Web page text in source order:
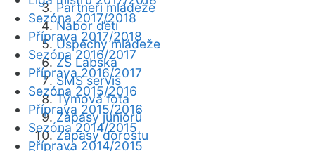
Partneři mládeže
Nábor dětí
Úspěchy mládeže
ZŠ Labská
SMS servis
Týmová fota
Zápasy juniorů
Zápasy dorostu
Sezóna 2017/2018
Příprava 2017/2018
Sezóna 2016/2017
Příprava 2016/2017
Sezóna 2015/2016
Příprava 2015/2016
Sezóna 2014/2015
Příprava 2014/2015